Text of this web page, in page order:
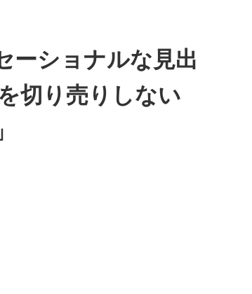
ーショナルな見出
切り売りしない